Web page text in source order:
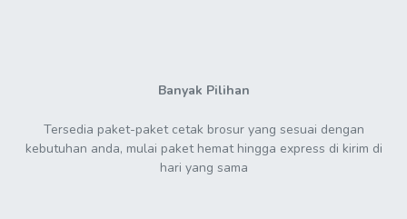
Banyak Pilihan
Tersedia paket-paket cetak brosur yang sesuai dengan
kebutuhan anda, mulai paket hemat hingga express di kirim di
hari yang sama